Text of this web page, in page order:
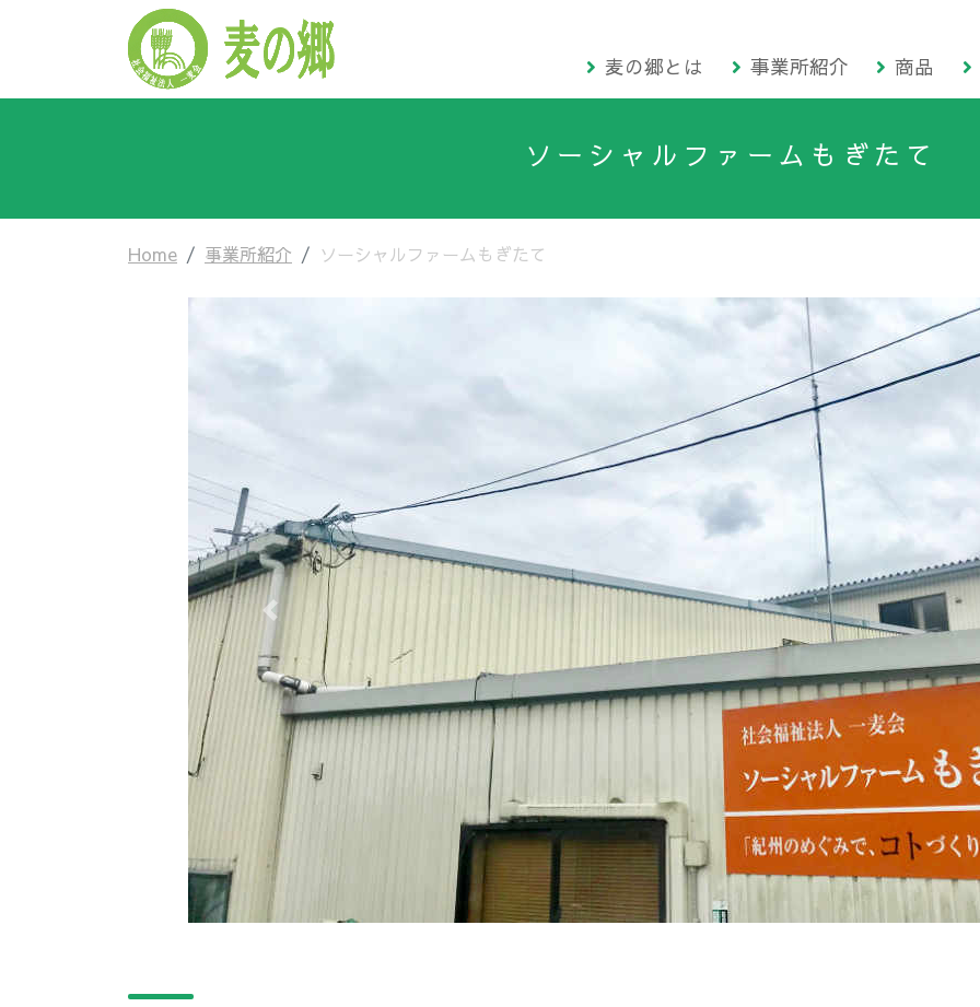
麦の郷とは 事業所紹介 商品
ソーシャルファームもぎたて
Home 事業所紹介 ソーシャルファームもぎたて
Previous